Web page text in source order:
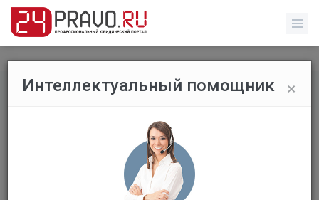
Все вопросы / Без указания категории
что делать если командир оскарбил
перед строем?
×
Интеллектуальный помощник